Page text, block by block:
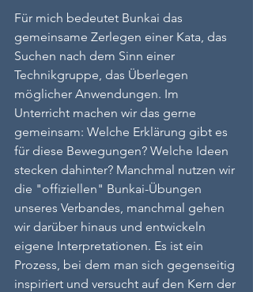
Für mich bedeutet Bunkai das
gemeinsame Zerlegen einer Kata, das
Suchen nach dem Sinn einer
Technikgruppe, das Überlegen
möglicher Anwendungen. Im
Unterricht machen wir das gerne
gemeinsam: Welche Erklärung gibt es
für diese Bewegungen? Welche Ideen
stecken dahinter? Manchmal nutzen wir
die "offiziellen" Bunkai-Übungen
unseres Verbandes, manchmal gehen
wir darüber hinaus und entwickeln
eigene Interpretationen. Es ist ein
Prozess, bei dem man sich gegenseitig
inspiriert und versucht auf den Kern der